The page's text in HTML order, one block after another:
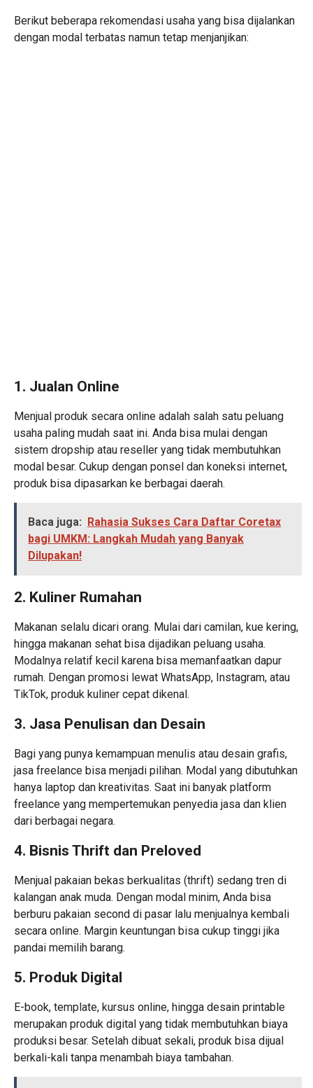
Berikut beberapa rekomendasi usaha yang bisa dijalankan
dengan modal terbatas namun tetap menjanjikan:
1. Jualan Online
Menjual produk secara online adalah salah satu peluang
usaha paling mudah saat ini. Anda bisa mulai dengan
sistem dropship atau reseller yang tidak membutuhkan
modal besar. Cukup dengan ponsel dan koneksi internet,
produk bisa dipasarkan ke berbagai daerah.
Baca juga: Rahasia Sukses Cara Daftar Coretax
bagi UMKM: Langkah Mudah yang Banyak
Dilupakan!
2. Kuliner Rumahan
Makanan selalu dicari orang. Mulai dari camilan, kue kering,
hingga makanan sehat bisa dijadikan peluang usaha.
Modalnya relatif kecil karena bisa memanfaatkan dapur
rumah. Dengan promosi lewat WhatsApp, Instagram, atau
TikTok, produk kuliner cepat dikenal.
3. Jasa Penulisan dan Desain
Bagi yang punya kemampuan menulis atau desain grafis,
jasa freelance bisa menjadi pilihan. Modal yang dibutuhkan
hanya laptop dan kreativitas. Saat ini banyak platform
freelance yang mempertemukan penyedia jasa dan klien
dari berbagai negara.
4. Bisnis Thrift dan Preloved
Menjual pakaian bekas berkualitas (thrift) sedang tren di
kalangan anak muda. Dengan modal minim, Anda bisa
berburu pakaian second di pasar lalu menjualnya kembali
secara online. Margin keuntungan bisa cukup tinggi jika
pandai memilih barang.
5. Produk Digital
E-book, template, kursus online, hingga desain printable
merupakan produk digital yang tidak membutuhkan biaya
produksi besar. Setelah dibuat sekali, produk bisa dijual
berkali-kali tanpa menambah biaya tambahan.